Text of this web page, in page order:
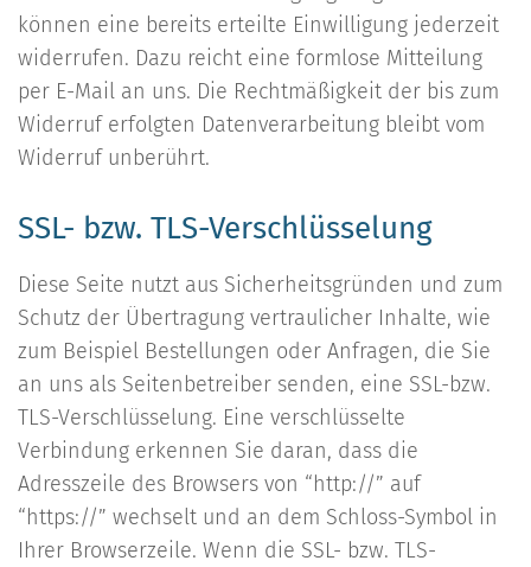
können eine bereits erteilte Einwilligung jederzeit
widerrufen. Dazu reicht eine formlose Mitteilung
per E-Mail an uns. Die Rechtmäßigkeit der bis zum
Widerruf erfolgten Datenverarbeitung bleibt vom
Widerruf unberührt.
SSL- bzw. TLS-Verschlüsselung
Diese Seite nutzt aus Sicherheitsgründen und zum
Schutz der Übertragung vertraulicher Inhalte, wie
zum Beispiel Bestellungen oder Anfragen, die Sie
an uns als Seitenbetreiber senden, eine SSL-bzw.
TLS-Verschlüsselung. Eine verschlüsselte
Verbindung erkennen Sie daran, dass die
Adresszeile des Browsers von “http://” auf
“https://” wechselt und an dem Schloss-Symbol in
Ihrer Browserzeile. Wenn die SSL- bzw. TLS-